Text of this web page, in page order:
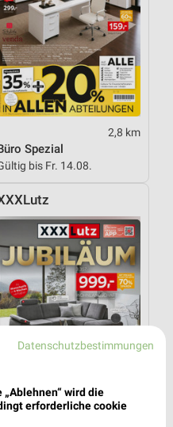
2,8 km
Spezial
bis Fr. 14.08.
Datenschutzbestimmungen
wird die
erforderliche cookie